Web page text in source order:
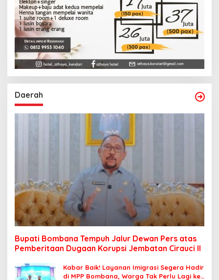
Daerah
Bupati Bombana Tempuh Jalur Dewan Pers atas
Pemberitaan Dugaan Korupsi Jembatan Cirauci II
Kabar Baik! Layanan Imigrasi Segera Hadir
di MPP Bombana, Warga Tak Perlu Lagi ke